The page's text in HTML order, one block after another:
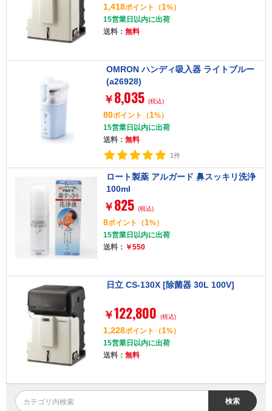
1,418ポイント （1%）
15営業日以内に出荷
送料： 無料
OMRON ハンディ吸入器 ライトブルー
(a26928)
￥ 8,035 (税込)
80ポイント （1%）
15営業日以内に出荷
送料： 無料
1件
ロート製薬 アルガード 鼻スッキリ洗浄
100ml
￥ 825 (税込)
8ポイント （1%）
15営業日以内に出荷
送料： ￥550
日立 CS-130X [除菌器 30L 100V]
￥122,800 (税込)
1,228ポイント （1%）
15営業日以内に出荷
送料： 無料
検索